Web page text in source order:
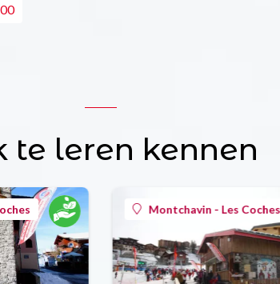
te leren kennen
Montchavin - Les Coches